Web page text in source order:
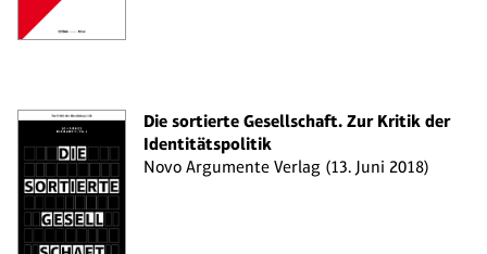
Die sortierte Gesellschaft. Zur Kritik der
Identitätspolitik
Novo Argumente Verlag (13. Juni 2018)